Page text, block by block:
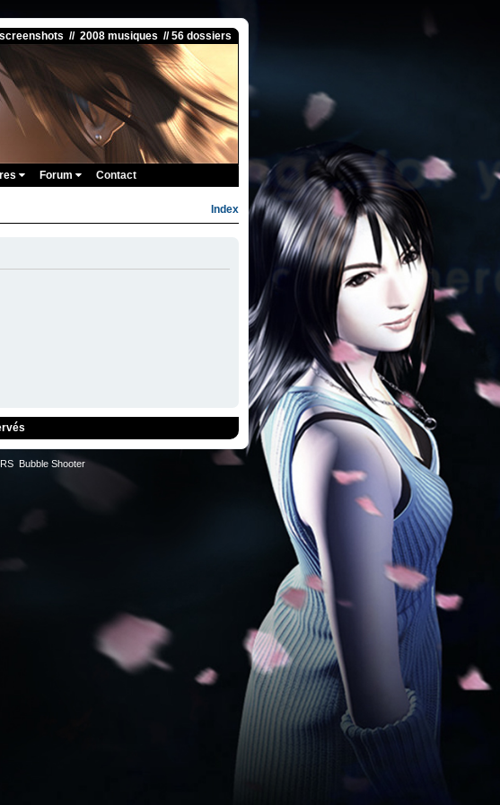
// 2008 musiques // 56 dossiers
Forum Contact
Index
Bubble Shooter